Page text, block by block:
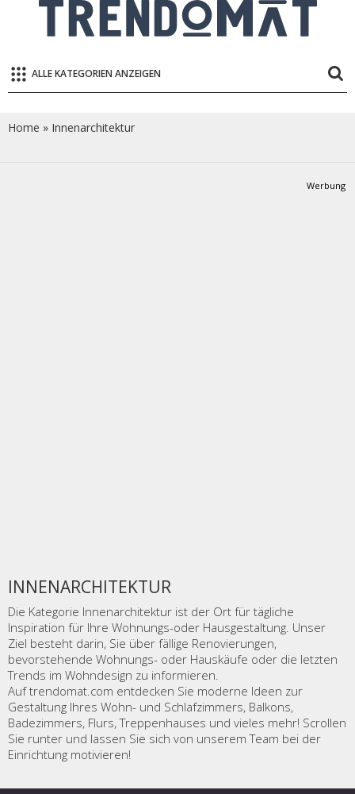
ALLE KATEGORIEN ANZEIGEN
Home » Innenarchitektur
Werbung
INNENARCHITEKTUR
Die Kategorie Innenarchitektur ist der Ort für tägliche
Inspiration für Ihre Wohnungs-oder Hausgestaltung. Unser
Ziel besteht darin, Sie über fällige Renovierungen,
bevorstehende Wohnungs- oder Hauskäufe oder die letzten
Trends im Wohndesign zu informieren.
Auf trendomat.com entdecken Sie moderne Ideen zur
Gestaltung Ihres Wohn- und Schlafzimmers, Balkons,
Badezimmers, Flurs, Treppenhauses und vieles mehr! Scrollen
Sie runter und lassen Sie sich von unserem Team bei der
Einrichtung motivieren!